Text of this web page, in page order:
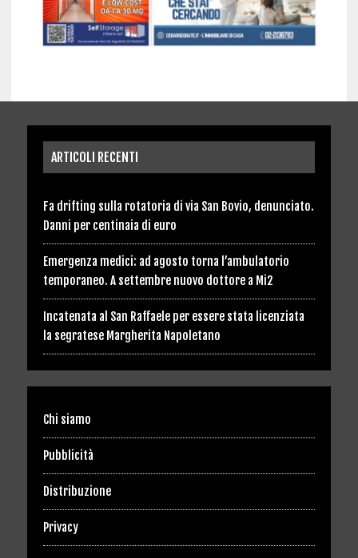
ARTICOLI RECENTI
Fa drifting sulla rotatoria di via San Bovio, denunciato.
Danni per centinaia di euro
Emergenza medici: ad agosto torna l’ambulatorio
temporaneo. A settembre nuovo dottore a Mi2
Incatenata al San Raffaele per essere stata licenziata
la segratese Margherita Napoletano
Chi siamo
Pubblicità
Distribuzione
Privacy